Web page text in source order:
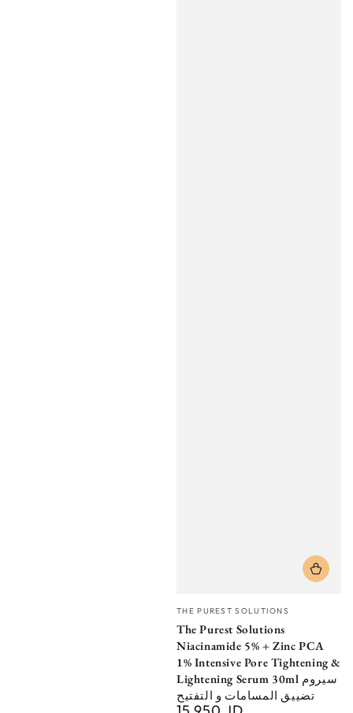
Vendor:
THE PUREST SOLUTIONS
The Purest Solutions
Niacinamide 5% + Zinc PCA
1% Intensive Pore Tightening &
Lightening Serum 30ml سيروم
تضييق المسامات و التفتيح